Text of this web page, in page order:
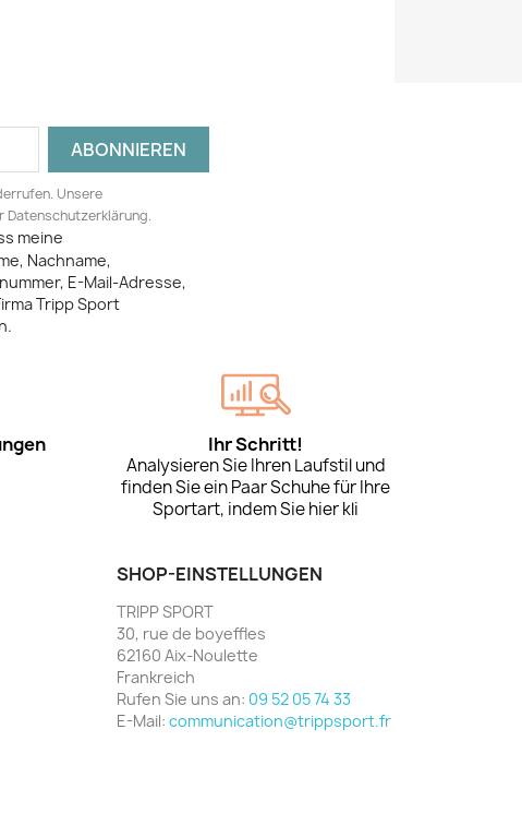
Unsere
Datenschutzerklärung.
meine
Nachname,
E-Mail-Adresse,
Tripp Sport
Ihr Schritt!
Analysieren Sie Ihren Laufstil und
finden Sie ein Paar Schuhe für Ihre
Sportart, indem Sie hier kli
SHOP-EINSTELLUNGEN
TRIPP SPORT
30, rue de boyeffles
62160 Aix-Noulette
Frankreich
Rufen Sie uns an: 09 52 05 74 33
E-Mail: communication@trippsport.fr